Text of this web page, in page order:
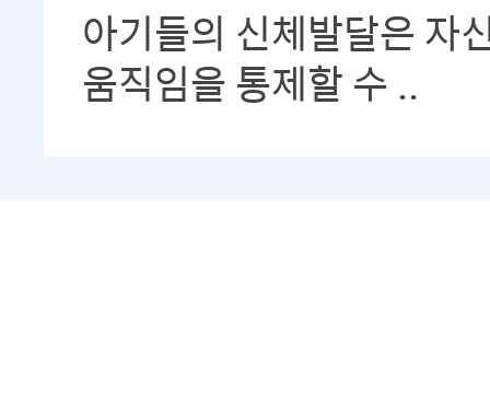
아기들의 신체발달은 자
움직임을 통제할 수 ..